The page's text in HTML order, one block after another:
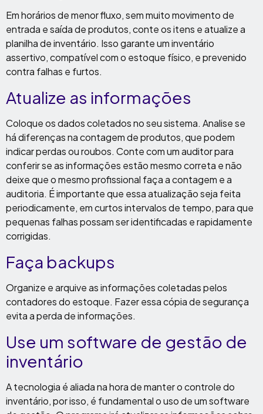
Em horários de menor fluxo, sem muito movimento de
entrada e saída de produtos, conte os itens e atualize a
planilha de inventário. Isso garante um inventário
assertivo, compatível com o estoque físico, e prevenido
contra falhas e furtos.
Atualize as informações
Coloque os dados coletados no seu sistema. Analise se
há diferenças na contagem de produtos, que podem
indicar perdas ou roubos. Conte com um auditor para
conferir se as informações estão mesmo correta e não
deixe que o mesmo profissional faça a contagem e a
auditoria. É importante que essa atualização seja feita
periodicamente, em curtos intervalos de tempo, para que
pequenas falhas possam ser identificadas e rapidamente
corrigidas.
Faça backups
Organize e arquive as informações coletadas pelos
contadores do estoque. Fazer essa cópia de segurança
evita a perda de informações.
Use um software de gestão de
inventário
A tecnologia é aliada na hora de manter o controle do
inventário, por isso, é fundamental o uso de um software